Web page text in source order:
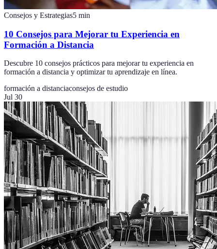
Consejos y Estrategias5 min
10 Consejos para Mejorar tu Experiencia en
Formación a Distancia
Descubre 10 consejos prácticos para mejorar tu experiencia en
formación a distancia y optimizar tu aprendizaje en línea.
formación a distanciaconsejos de estudio
Jul 30